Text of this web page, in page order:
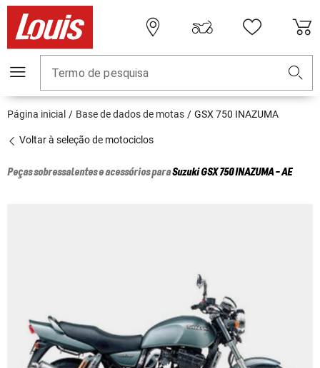
Termo de pesquisa
Página inicial Base de dados de motas GSX 750 INAZUMA
Voltar à seleção de motociclos
Peças sobressalentes e acessórios paraSuzukiGSX 750 INAZUMA - AE